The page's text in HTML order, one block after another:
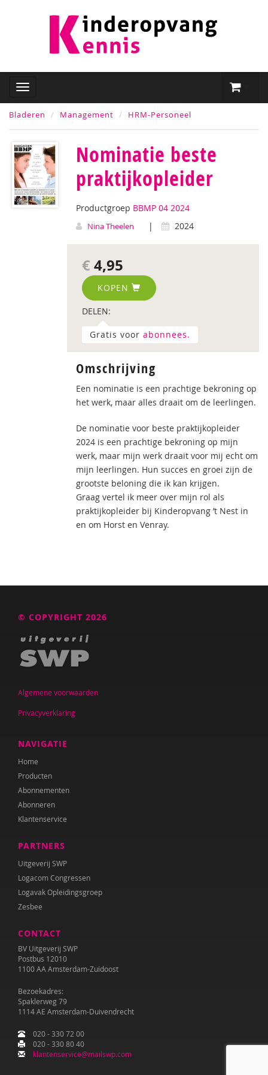
Bladeren Management HRM-Personeel
Nominatie beste
praktijkopleider
Productgroep BBMP 04 2024
Nina Theelen | 2024
€ 4,95
KOPEN
DELEN:
Gratis voor abonnees.
Omschrijving
Een nominatie is een prachtige bekroning op
het werk, maar alles draait om de leerlingen.
De nominatie voor beste praktijkopleider
2024 is een prachtige bekroning op mijn
werk, maar mijn werk draait voor mij echt om
mijn leerlingen. Hun succes en groei zijn de
grootste beloning die ik kan krijgen.
Graag vertel ik meer over mijn rol als
praktijkopleider bij Kinderopvang ’t Nest in
en om Horst en Venray.
© COPYRIGHT 2026
Algemene voorwaarden
Privacyverklaring
NAVIGATIE
Home
Producten
Abonnementen
Abonneren
Klantenservice
PARTNERS
Uitgeverij SWP
Logacom Congressen
Logavak Opleidingsgroep
Zesbee
CONTACT
BV Uitgeverij SWP
Postbus 12010
1100 AA Amsterdam-Zuidoost
Bezoekadres:
Spaklerweg 79
1114 AE Amsterdam-Duivendrecht
020 - 330 72 00
020 - 330 80 40
klantenservice@mailswp.com